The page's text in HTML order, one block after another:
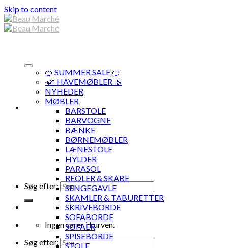
Skip to content
Søg efter:
Ingen varer i kurven.
Søg efter:
🍊 SUMMER SALE 🍊
·🌿 HAVEMØBLER 🌿
NYHEDER
MØBLER
BARSTOLE
BARVOGNE
BÆNKE
BØRNEMØBLER
LÆNESTOLE
HYLDER
PARASOL
REOLER & SKABE
SENGEGAVLE
SKAMLER & TABURETTER
SKRIVEBORDE
SOFABORDE
SOFAER
SPISEBORDE
STOLE